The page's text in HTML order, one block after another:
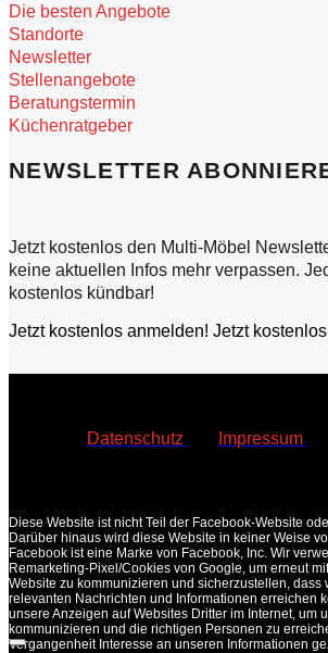
Die besten Angebote
Standorte
Newsletter
Stellenangebote
Beratungstermin
Küchenratgeber
NEWSLETTER
Jetzt kostenlos den Multi-Möbel
keine aktuellen Infos mehr verpassen.
kostenlos kündbar!
Jetzt kostenlos anmelden! Jetzt
Datenschutz Impressum
Diese Website ist nicht Teil der Facebook-Website
Darüber hinaus wird diese Website in keiner Weise
Facebook ist eine Marke von Facebook, Inc. Wir
Remarketing-Pixel/Cookies von Google, um erneut
Website zu kommunizieren und sicherzustellen, dass
relevanten Nachrichten und Informationen erreichen
unsere Anzeigen auf Websites Dritter im Internet, um
kommunizieren und die richtigen Personen zu
Vergangenheit Interesse an unseren Informationen